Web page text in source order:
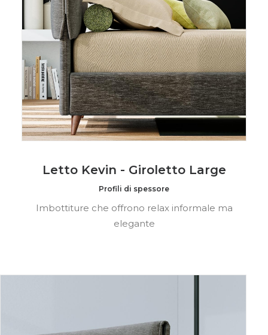
Letto Kevin - Giroletto Large
Profili di spessore
Imbottiture che offrono relax informale ma
elegante